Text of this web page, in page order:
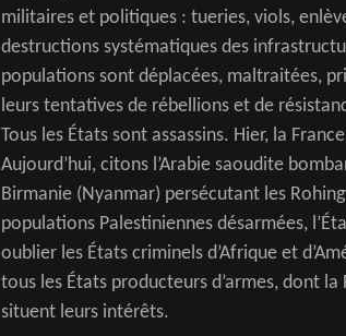
militaires et politiques : tueries, viols,
destructions systématiques des
populations sont déplacées, maltraitées,
leurs tentatives de rébellions et de
Tous les États sont assassins. Hier, la
Aujourd’hui, citons l’Arabie saoudite
Birmanie (Nyanmar) persécutant les
populations Palestiniennes désarmées,
oublier les États criminels d’Afrique et
tous les États producteurs d’armes, dont
situent leurs intérêts.